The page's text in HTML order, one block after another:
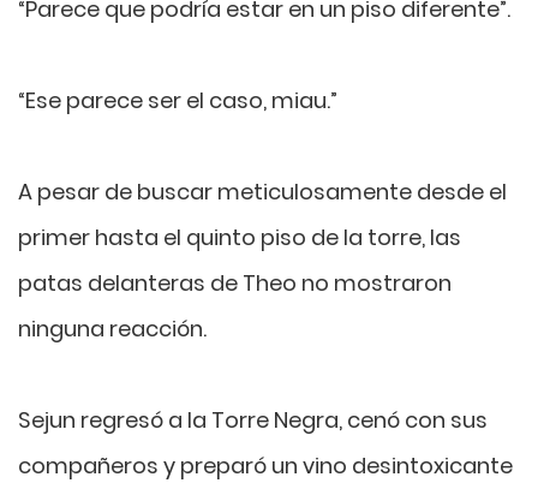
“Parece que podría estar en un piso diferente”.
“Ese parece ser el caso, miau.”
A pesar de buscar meticulosamente desde el
primer hasta el quinto piso de la torre, las
patas delanteras de Theo no mostraron
ninguna reacción.
Sejun regresó a la Torre Negra, cenó con sus
compañeros y preparó un vino desintoxicante